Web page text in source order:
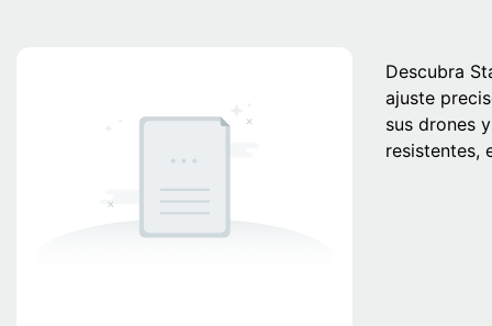
Descubra
ajuste
sus drones
resistentes,